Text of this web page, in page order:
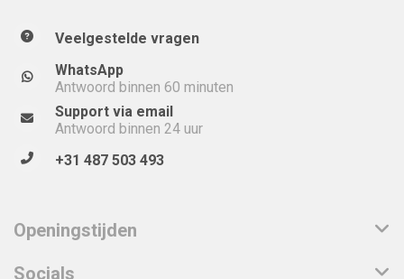
Veelgestelde vragen
WhatsApp
Antwoord binnen 60 minuten
Support via email
Antwoord binnen 24 uur
+31 487 503 493
Openingstijden
Socials